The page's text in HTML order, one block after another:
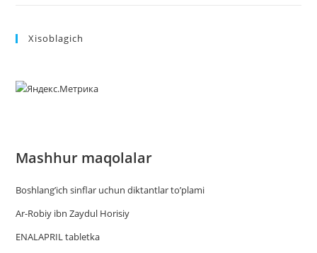
Xisoblagich
Mashhur maqolalar
Boshlang’ich sinflar uchun diktantlar to’plami
Ar-Robiy ibn Zaydul Horisiy
ENALAPRIL tabletka